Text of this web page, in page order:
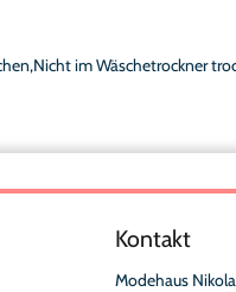
im Wäschetrockner
Kontakt
Modehaus